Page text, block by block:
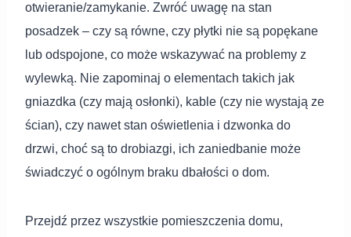
otwieranie/zamykanie. Zwróć uwagę na stan
posadzek – czy są równe, czy płytki nie są popękane
lub odspojone, co może wskazywać na problemy z
wylewką. Nie zapominaj o elementach takich jak
gniazdka (czy mają osłonki), kable (czy nie wystają ze
ścian), czy nawet stan oświetlenia i dzwonka do
drzwi, choć są to drobiazgi, ich zaniedbanie może
świadczyć o ogólnym braku dbałości o dom.
Przejdź przez wszystkie pomieszczenia domu,